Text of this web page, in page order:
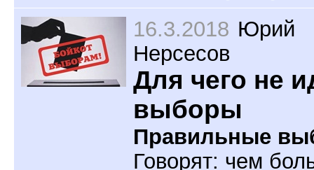
16.3.2018 Юрий
Нерсесов
Для чего не
выборы
Правильные
Говорят: чем